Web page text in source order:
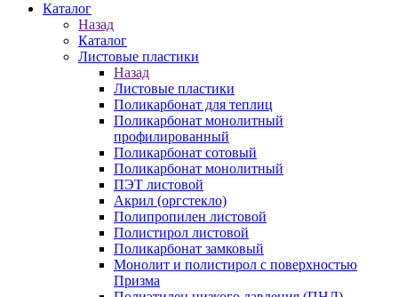
Каталог
Назад
Каталог
Листовые пластики
Назад
Листовые пластики
Поликарбонат для теплиц
Поликарбонат монолитный
профилированный
Поликарбонат сотовый
Поликарбонат монолитный
ПЭТ листовой
Акрил (оргстекло)
Полипропилен листовой
Полистирол листовой
Поликарбонат замковый
Монолит и полистирол с поверхностью
Призма